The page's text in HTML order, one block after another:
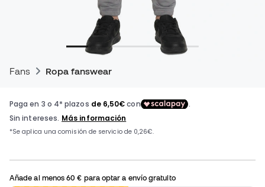
Fans Ropa fanswear
Añade al menos60 € para optar a envío gratuito